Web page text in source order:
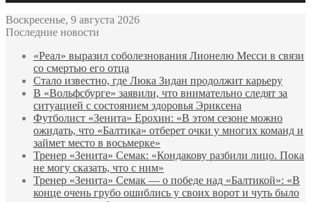
Воскресенье, 9 августа 2026
Последние новости
«Реал» выразил соболезнования Лионелю Месси в связи
со смертью его отца
Стало известно, где Люка Зидан продолжит карьеру
В «Вольфсбурге» заявили, что внимательно следят за
ситуацией с состоянием здоровья Эриксена
Футболист «Зенита» Ерохин: «В этом сезоне можно
ожидать, что «Балтика» отберет очки у многих команд и
займет место в восьмерке»
Тренер «Зенита» Семак: «Кондакову разбили лицо. Пока
не могу сказать, что с ним»
Тренер «Зенита» Семак — о победе над «Балтикой»: «В
конце очень грубо ошиблись у своих ворот и чуть было